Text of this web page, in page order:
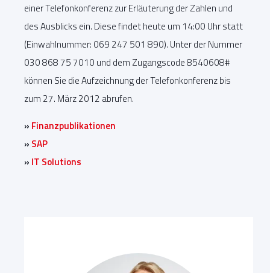
einer Telefonkonferenz zur Erläuterung der Zahlen und
des Ausblicks ein. Diese findet heute um 14:00 Uhr statt
(Einwahlnummer: 069 247 501 890). Unter der Nummer
030 868 75 7010 und dem Zugangscode 8540608#
können Sie die Aufzeichnung der Telefonkonferenz bis
zum 27. März 2012 abrufen.
» Finanzpublikationen
» SAP
» IT Solutions